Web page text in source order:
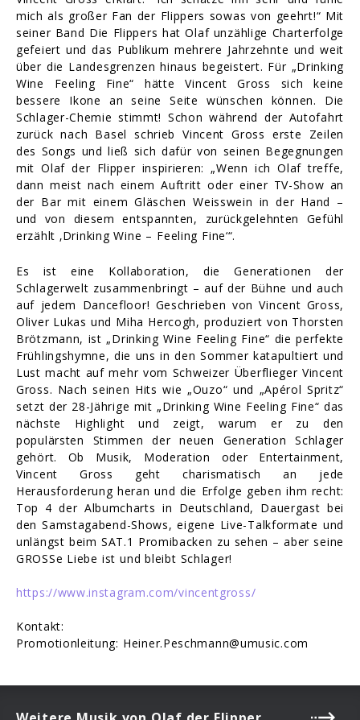
mich als großer Fan der Flippers sowas von geehrt!“ Mit
seiner Band Die Flippers hat Olaf unzählige Charterfolge
gefeiert und das Publikum mehrere Jahrzehnte und weit
über die Landesgrenzen hinaus begeistert. Für „Drinking
Wine Feeling Fine“ hätte Vincent Gross sich keine
bessere Ikone an seine Seite wünschen können. Die
Schlager-Chemie stimmt! Schon während der Autofahrt
zurück nach Basel schrieb Vincent Gross erste Zeilen
des Songs und ließ sich dafür von seinen Begegnungen
mit Olaf der Flipper inspirieren: „Wenn ich Olaf treffe,
dann meist nach einem Auftritt oder einer TV-Show an
der Bar mit einem Gläschen Weisswein in der Hand –
und von diesem entspannten, zurückgelehnten Gefühl
erzählt ‚Drinking Wine – Feeling Fine‘“.
Es ist eine Kollaboration, die Generationen der
Schlagerwelt zusammenbringt – auf der Bühne und auch
auf jedem Dancefloor! Geschrieben von Vincent Gross,
Oliver Lukas und Miha Hercogh, produziert von Thorsten
Brötzmann, ist „Drinking Wine Feeling Fine“ die perfekte
Frühlingshymne, die uns in den Sommer katapultiert und
Lust macht auf mehr vom Schweizer Überflieger Vincent
Gross. Nach seinen Hits wie „Ouzo“ und „Apérol Spritz“
setzt der 28-Jährige mit „Drinking Wine Feeling Fine“ das
nächste Highlight und zeigt, warum er zu den
populärsten Stimmen der neuen Generation Schlager
gehört. Ob Musik, Moderation oder Entertainment,
Vincent Gross geht charismatisch an jede
Herausforderung heran und die Erfolge geben ihm recht:
Top 4 der Albumcharts in Deutschland, Dauergast bei
den Samstagabend-Shows, eigene Live-Talkformate und
unlängst beim SAT.1 Promibacken zu sehen – aber seine
GROSSe Liebe ist und bleibt Schlager!
https://www.instagram.com/vincentgross/
Kontakt:
Promotionleitung: Heiner.Peschmann@umusic.com